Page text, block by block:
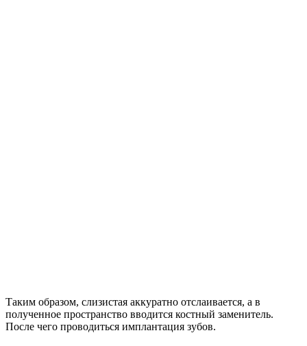
Таким образом, слизистая аккуратно отслаивается, а в
полученное пространство вводится костный заменитель.
После чего проводиться имплантация зубов.